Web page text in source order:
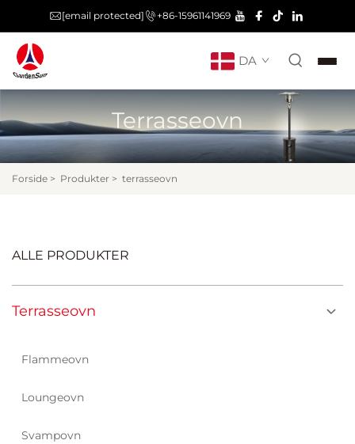
[email protected] +86-15961141969
DA
Terrasseovn
Forside > Produkter > terrasseovn
ALLE PRODUKTER
Terrasseovn
Flammeovn
Loungeovn
Svampovn